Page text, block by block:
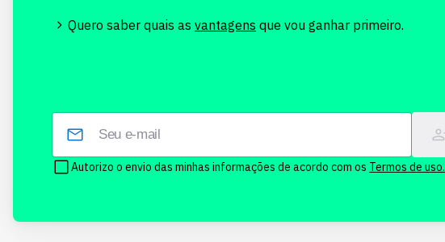
Quero saber quais as vantagens que vou ganhar primeiro.
Autorizo o envio das minhas informações de acordo com os Termos de uso.